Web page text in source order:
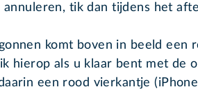
tik dan tijdens het
komt boven in beeld een
hierop als u klaar bent met de
een rood vierkantje